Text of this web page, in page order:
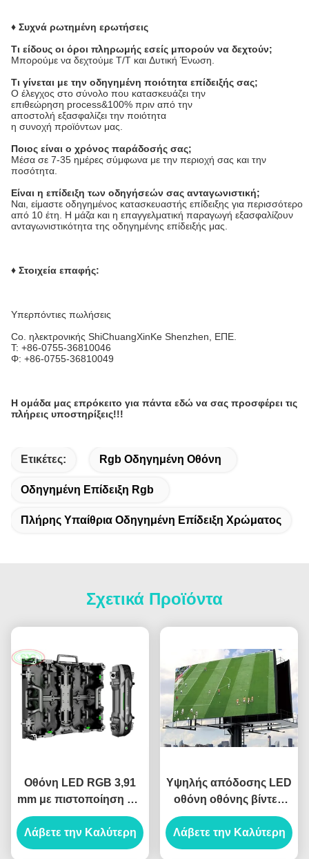
♦ Συχνά ρωτημένη ερωτήσεις
Τι είδους οι όροι πληρωμής εσείς μπορούν να δεχτούν;
Μπορούμε να δεχτούμε T/T και Δυτική Ένωση.
Τι γίνεται με την οδηγημένη ποιότητα επίδειξής σας;
Ο έλεγχος στο σύνολο που κατασκευάζει την
επιθεώρηση process&100% πριν από την
αποστολή εξασφαλίζει την ποιότητα
η συνοχή προϊόντων μας.
Ποιος είναι ο χρόνος παράδοσής σας;
Μέσα σε 7-35 ημέρες σύμφωνα με την περιοχή σας και την
ποσότητα.
Είναι η επίδειξη των οδηγήσεών σας ανταγωνιστική;
Ναι, είμαστε οδηγημένος κατασκευαστής επίδειξης για περισσότερο
από 10 έτη. Η μάζα και η επαγγελματική παραγωγή εξασφαλίζουν
ανταγωνιστικότητα της οδηγημένης επίδειξής μας.
♦ Στοιχεία επαφής:
Υπερπόντιες πωλήσεις
Co. ηλεκτρονικής ShiChuangXinKe Shenzhen, ΕΠΕ.
Τ: +86-0755-36810046
Φ: +86-0755-36810049
Η ομάδα μας επρόκειτο για πάντα εδώ να σας προσφέρει τις
πλήρεις υποστηρίξεις!!!
Ετικέτες: Rgb Οδηγημένη Οθόνη
Οδηγημένη Επίδειξη Rgb
Πλήρης Υπαίθρια Οδηγημένη Επίδειξη Χρώματος
Σχετικά Προϊόντα
Οθόνη LED RGB 3,91
mm με πιστοποίηση CE
CB FCC ISO RHSO
Λάβετε την Καλύτερη
Υψηλής απόδοσης LED
οθόνη οθόνης βίντεο
P2.5 P3 P4 P5 P6
εσωτερική εξωτερική
οθόνη οθόνης LED
Λάβετε την Καλύτερη